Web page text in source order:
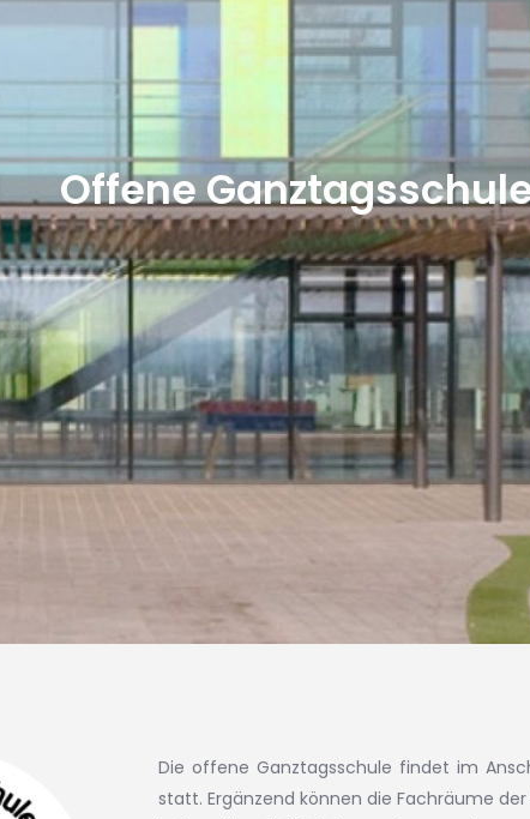
Offene
Die offene Ganztagsschule findet im
statt. Ergänzend können die Fachräume